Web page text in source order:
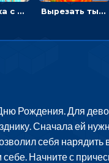
Одевалка с принцессами на пляже Вырезать тыкву и одевать Харли Квинн - одевалка с карвингом
Рождения. Для
Сначала ей
себя нарядить
Начните с